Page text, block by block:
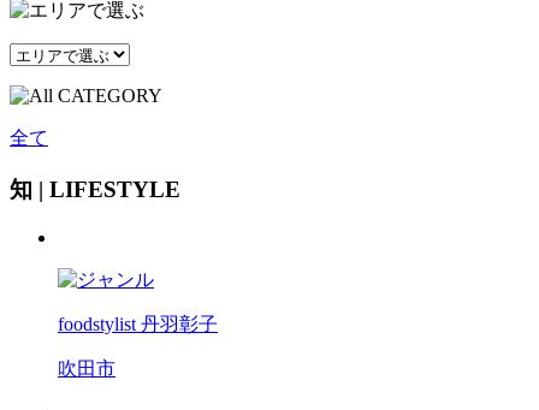
全て
知 | LIFESTYLE
foodstylist 丹羽彰子
吹田市